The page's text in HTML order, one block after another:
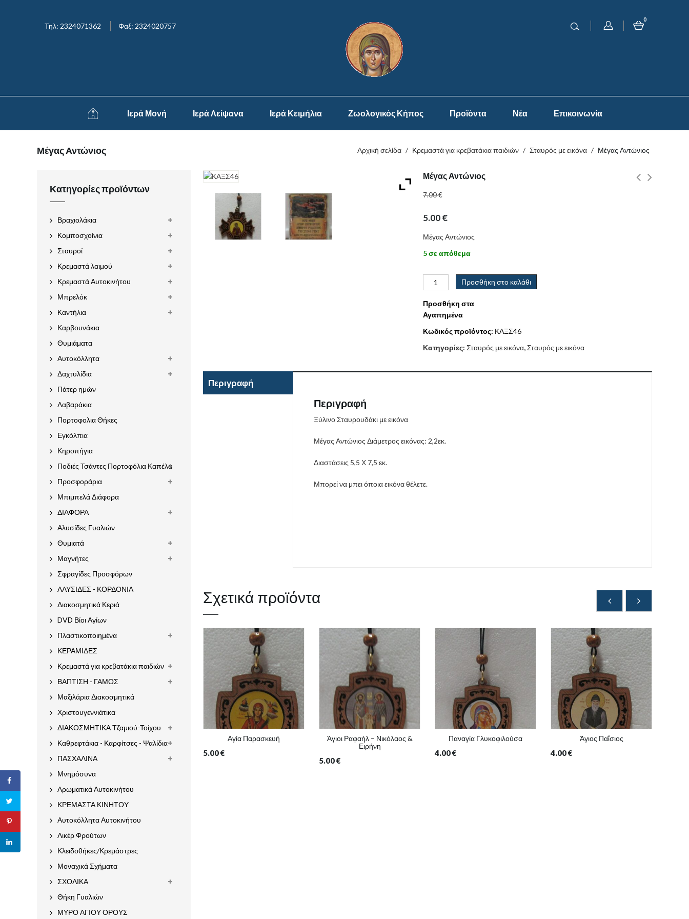
Τηλ: 2324071362 Φαξ: 2324020757
0
Ιερά Μονή Ιερά Λείψανα Ιερά Κειμήλια Ζωολογικός Κήπος Προϊόντα Νέα Επικοινωνία
Μέγας Αντώνιος Αρχική σελίδα / Κρεμαστά για κρεβατάκια παιδιών / Σταυρός με εικόνα / Μέγας Αντώνιος
Μέγας Αντώνιος
7.00€
5.00€
Μέγας Αντώνιος
5 σε απόθεμα
Προσθήκη στο καλάθι
Προσθήκη στα
Αγαπημένα
Κωδικός προϊόντος: ΚΑΞΣ46
Κατηγορίες:Σταυρός με εικόνα,Σταυρός με εικόνα
Περιγραφή
Περιγραφή
Ξύλινο Σταυρουδάκι με εικόνα
Μέγας Αντώνιος Διάμετρος εικόνας: 2,2εκ.
Διαστάσεις 5,5 Χ 7,5 εκ.
Μπορεί να μπει όποια εικόνα θέλετε.
Σχετικά προϊόντα
Αγία Παρασκευή
5.00€
Άγιοι Ραφαήλ – Νικόλαος &
Ειρήνη
5.00€
Παναγία Γλυκοφιλούσα
4.00€
Άγιος Παΐσιος
4.00€
Κατηγορίες προϊόντων
Βραχιολάκια
Κομποσχοίνια
Σταυροί
Κρεμαστά λαιμού
Κρεμαστά Αυτοκινήτου
Μπρελόκ
Καντήλια
Καρβουνάκια
Θυμιάματα
Αυτοκόλλητα
Δαχτυλίδια
Πάτερ ημών
Λαβαράκια
Πορτοφολια Θήκες
Εγκόλπια
Κηροπήγια
Ποδιές Τσάντες Πορτοφόλια Καπέλα
Προσφοράρια
Μπιμπελά Διάφορα
ΔΙΑΦΟΡΑ
Αλυσίδες Γυαλιών
Θυμιατά
Μαγνήτες
Σφραγίδες Προσφόρων
ΑΛΥΣΙΔΕΣ - ΚΟΡΔΟΝΙΑ
Διακοσμητικά Κεριά
DVD Βίοι Αγίων
Πλαστικοποιημένα
ΚΕΡΑΜΙΔΕΣ
Κρεμαστά για κρεβατάκια παιδιών
ΒΑΠΤΙΣΗ - ΓΑΜΟΣ
Μαξιλάρια Διακοσμητικά
Χριστουγεννιάτικα
ΔΙΑΚΟΣΜΗΤΙΚΑ Τζαμιού-Τοίχου
Καθρεφτάκια - Καρφίτσες - Ψαλίδια
ΠΑΣΧΑΛΙΝΑ
Μνημόσυνα
Αρωματικά Αυτοκινήτου
ΚΡΕΜΑΣΤΑ ΚΙΝΗΤΟΥ
Αυτοκόλλητα Αυτοκινήτου
Λικέρ Φρούτων
Κλειδοθήκες/Κρεμάστρες
Μοναχικά Σχήματα
ΣΧΟΛΙΚΑ
Θήκη Γυαλιών
ΜΥΡΟ ΑΓΙΟΥ ΟΡΟΥΣ